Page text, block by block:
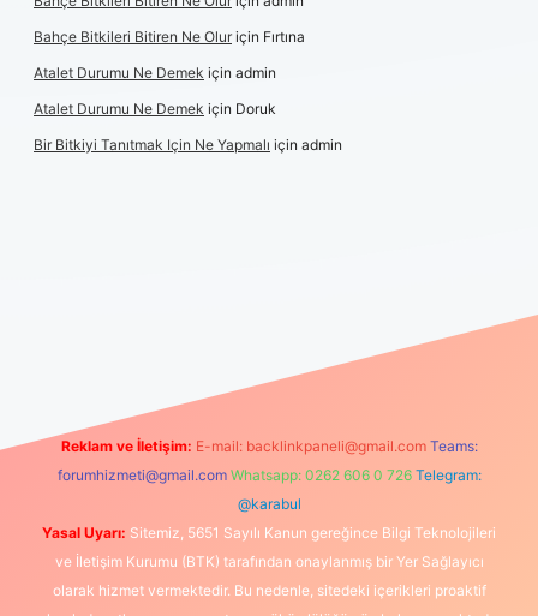
Bahçe Bitkileri Bitiren Ne Oluriçin Fırtına
Atalet Durumu Ne Demek için admin
Atalet Durumu Ne Demek için Doruk
Bir Bitkiyi Tanıtmak Için Ne Yapmalı için admin
Reklam ve İletişim: E-mail: backlinkpaneli@gmail.com Teams:
forumhizmeti@gmail.com Whatsapp: 0262 606 0 726 Telegram:
@karabul
Yasal Uyarı: Sitemiz, 5651 Sayılı Kanun gereğince Bilgi Teknolojileri
ve İletişim Kurumu (BTK) tarafından onaylanmış bir Yer Sağlayıcı
olarak hizmet vermektedir. Bu nedenle, sitedeki içerikleri proaktif